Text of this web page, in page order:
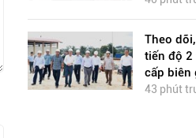
Theo
tiến độ
cấp biên
43 phút